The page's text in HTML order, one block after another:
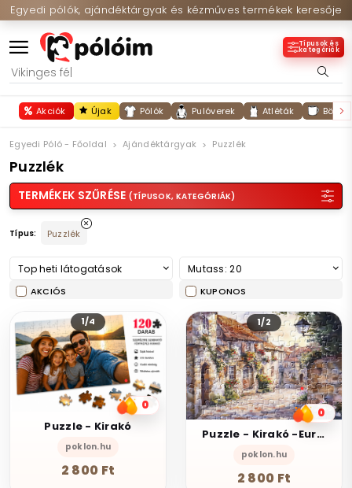
Egyedi pólók, ajándéktárgyak és kézműves termékek keresője
Típusok és
kategóriák
Akciók Újak Pólók Pulóverek Atléták
Egyedi Póló - Főoldal Ajándéktárgyak Puzzlék
Puzzlék
TERMÉKEK SZŰRÉSE (TÍPUSOK, KATEGÓRIÁK)
Típus: Puzzlék
Top heti látogatások Mutass: 20
AKCIÓS KUPONOS
1/4
0
Puzzle - Kirakó
poklon.hu
2 800 Ft
1/2
0
Puzzle - Kirakó -Európai romantikus falu
poklon.hu
2 800 Ft